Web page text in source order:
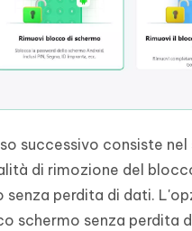
successivo consiste nel
di rimozione del
senza perdita di dati.
schermo senza perdita